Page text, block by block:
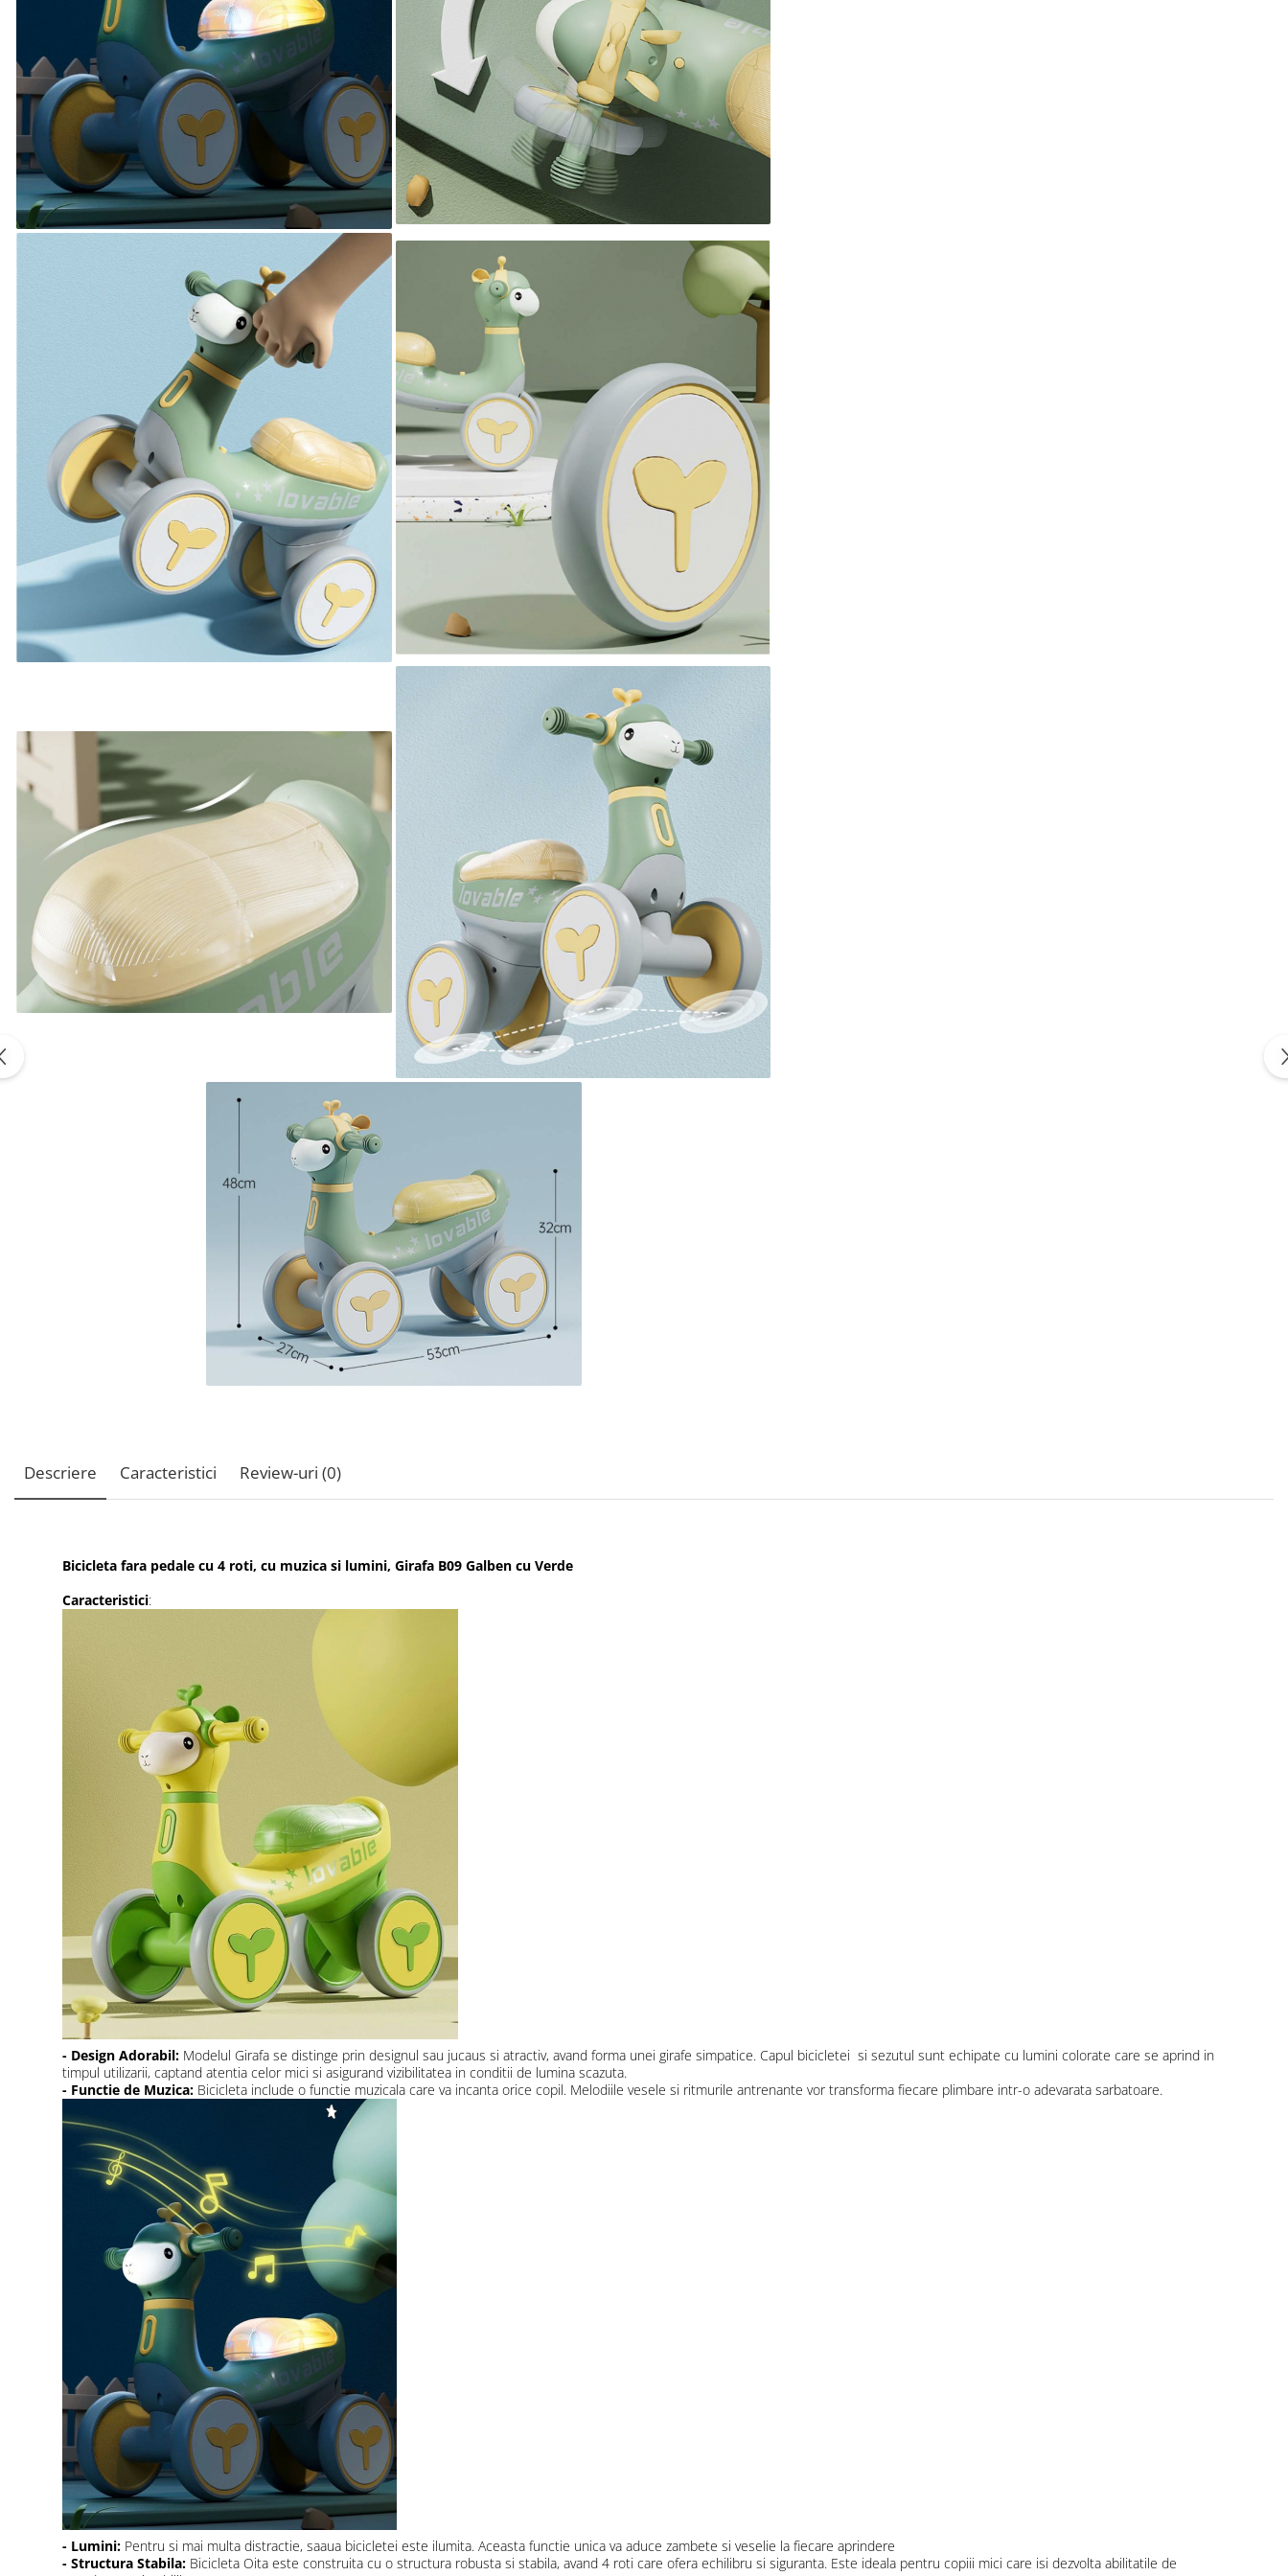
Descriere Caracteristici Review-uri (0)
Bicicleta fara pedale cu 4 roti, cu muzica si lumini, Girafa B09 Galben cu Verde
Caracteristici:
- Design Adorabil: Modelul Girafa se distinge prin designul sau jucaus si atractiv, avand forma unei girafe simpatice. Capul bicicletei si sezutul sunt echipate cu lumini colorate care se aprind in
timpul utilizarii, captand atentia celor mici si asigurand vizibilitatea in conditii de lumina scazuta.
- Functie de Muzica: Bicicleta include o functie muzicala care va incanta orice copil. Melodiile vesele si ritmurile antrenante vor transforma fiecare plimbare intr-o adevarata sarbatoare.
- Lumini: Pentru si mai multa distractie, saaua bicicletei este ilumita. Aceasta functie unica va aduce zambete si veselie la fiecare aprindere
- Structura Stabila: Bicicleta Oita este construita cu o structura robusta si stabila, avand 4 roti care ofera echilibru si siguranta. Este ideala pentru copiii mici care isi dezvolta abilitatile de